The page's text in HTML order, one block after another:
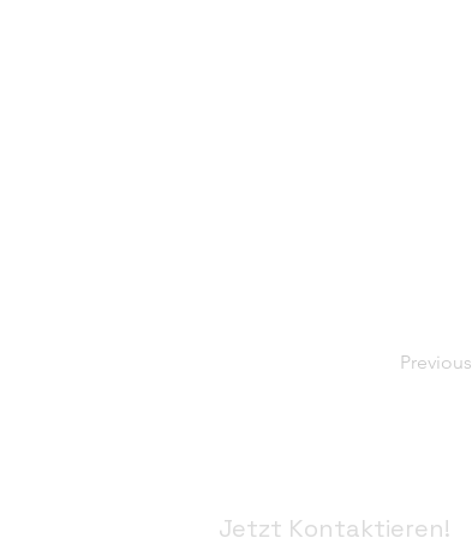
Previous
Jetzt Kontaktieren!